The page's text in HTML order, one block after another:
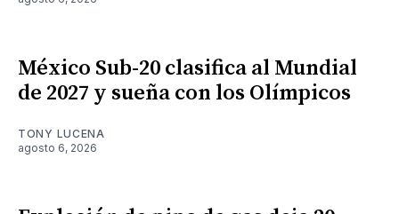
México Sub-20 clasifica al Mundial
de 2027 y sueña con los Olímpicos
TONY LUCENA
agosto 6, 2026